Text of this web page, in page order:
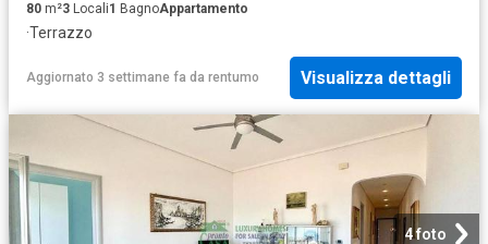
80 m²3 Locali1 BagnoAppartamento
·Terrazzo
Aggiornato 3 settimane fa da rentumo Visualizza dettagli
4 foto